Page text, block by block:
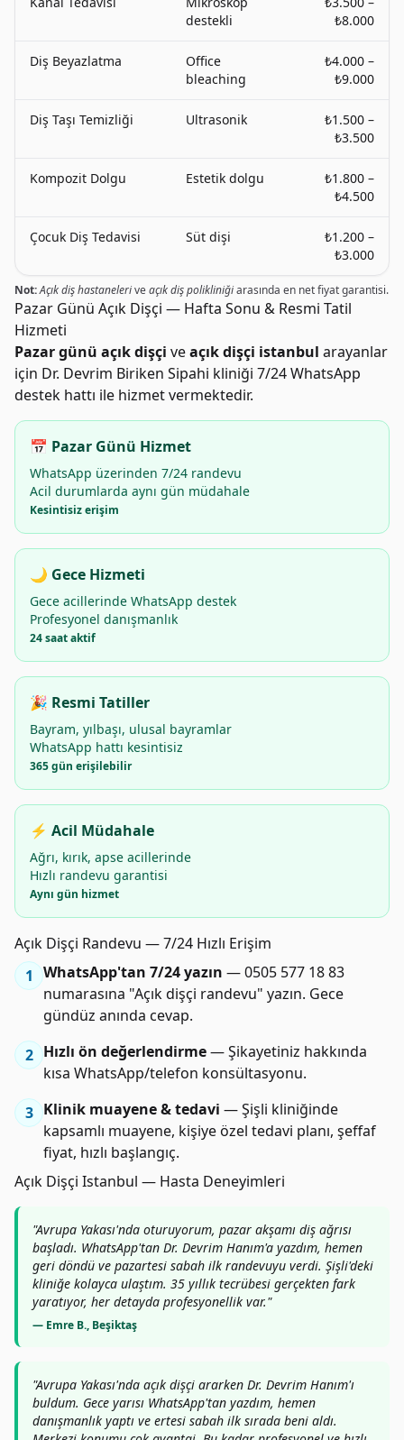
destekli
₺8.000
Diş Beyazlatma
Office
bleaching
₺4.000 –
₺9.000
Diş Taşı Temizliği Ultrasonik
₺1.500 –
₺3.500
Kompozit Dolgu Estetik dolgu
₺1.800 –
₺4.500
Çocuk Diş Tedavisi Süt dişi
₺1.200 –
₺3.000
Not:Açık diş hastaneleriveaçık diş polikliniğiarasında en net fiyat garantisi.
Pazar Günü Açık Dişçi — Hafta Sonu & Resmi Tatil
Hizmeti
Pazar günü açık dişçi veaçık dişçi istanbul arayanlar
için Dr. Devrim Biriken Sipahi kliniği 7/24 WhatsApp
destek hattı ile hizmet vermektedir.
📅 Pazar Günü Hizmet
WhatsApp üzerinden 7/24 randevu
Acil durumlarda aynı gün müdahale
Kesintisiz erişim
🌙 Gece Hizmeti
Gece acillerinde WhatsApp destek
Profesyonel danışmanlık
24 saat aktif
🎉 Resmi Tatiller
Bayram, yılbaşı, ulusal bayramlar
WhatsApp hattı kesintisiz
365 gün erişilebilir
⚡ Acil Müdahale
Ağrı, kırık, apse acillerinde
Hızlı randevu garantisi
Aynı gün hizmet
Açık Dişçi Randevu — 7/24 Hızlı Erişim
1 WhatsApp'tan 7/24 yazın — 0505 577 18 83
numarasına "Açık dişçi randevu" yazın. Gece
gündüz anında cevap.
2 Hızlı ön değerlendirme— Şikayetiniz hakkında
kısa WhatsApp/telefon konsültasyonu.
3 Klinik muayene & tedavi — Şişli kliniğinde
kapsamlı muayene, kişiye özel tedavi planı, şeffaf
fiyat, hızlı başlangıç.
Açık Dişçi Istanbul — Hasta Deneyimleri
"Avrupa Yakası'nda oturuyorum, pazar akşamı diş ağrısı
başladı. WhatsApp'tan Dr. Devrim Hanım'a yazdım, hemen
geri döndü ve pazartesi sabah ilk randevuyu verdi. Şişli'deki
kliniğe kolayca ulaştım. 35 yıllık tecrübesi gerçekten fark
yaratıyor, her detayda profesyonellik var."
— Emre B., Beşiktaş
"Avrupa Yakası'nda açık dişçi ararken Dr. Devrim Hanım'ı
buldum. Gece yarısı WhatsApp'tan yazdım, hemen
danışmanlık yaptı ve ertesi sabah ilk sırada beni aldı.